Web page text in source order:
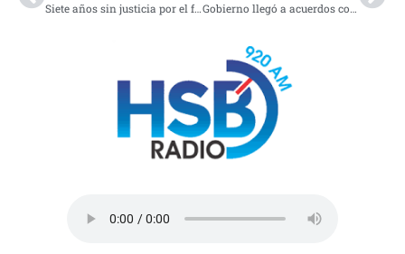
Siete años sin justicia por el feminicidio de Gladys Rodriguez Gobierno llegó a acuerdos con los mineros